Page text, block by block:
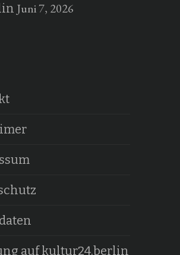
Juni 7, 2026
auf kultur24.berlin